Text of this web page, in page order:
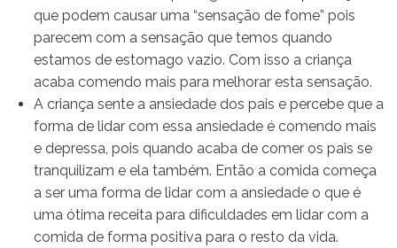
que podem causar uma “sensação de fome” pois
parecem com a sensação que temos quando
estamos de estomago vazio. Com isso a criança
acaba comendo mais para melhorar esta sensação.
A criança sente a ansiedade dos pais e percebe que a
forma de lidar com essa ansiedade é comendo mais
e depressa, pois quando acaba de comer os pais se
tranquilizam e ela também. Então a comida começa
a ser uma forma de lidar com a ansiedade o que é
uma ótima receita para dificuldades em lidar com a
comida de forma positiva para o resto da vida.